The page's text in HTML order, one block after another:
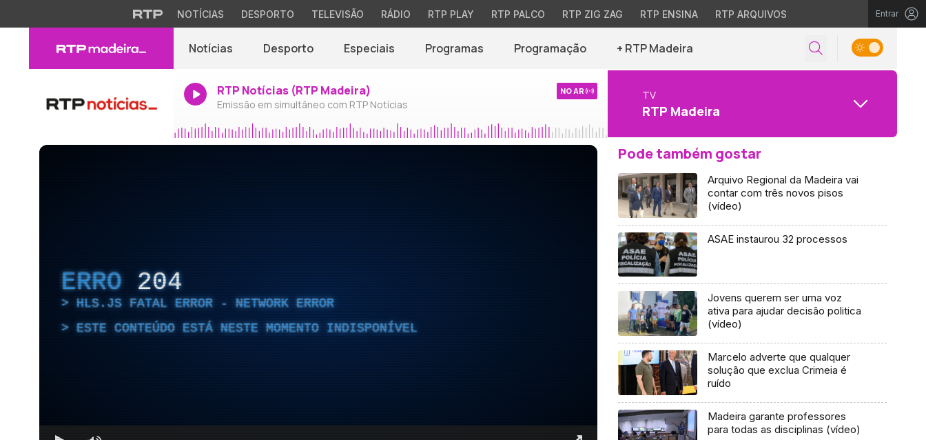
NOTÍCIAS DESPORTO TELEVISÃO RÁDIO RTP PLAY RTP PALCO RTP ZIG ZAG RTP ENSINA RTP ARQUIVOS Entrar
Notícias Desporto Especiais Programas Programação + RTP Madeira
RTP Notícias (RTP Madeira)
Emissão em simultâneo com RTP Notícias
NO AR TV
RTP Madeira
ERRO 204
HLS.JS FATAL ERROR - NETWORK ERROR
ESTE CONTEÚDO ESTÁ NESTE MOMENTO INDISPONÍVEL
Pode também gostar
Arquivo Regional da Madeira vai
contar com três novos pisos
(vídeo)
ASAE instaurou 32 processos
Jovens querem ser uma voz
ativa para ajudar decisão politica
(vídeo)
Marcelo adverte que qualquer
solução que exclua Crimeia é
ruído
Madeira garante professores
para todas as disciplinas (vídeo)